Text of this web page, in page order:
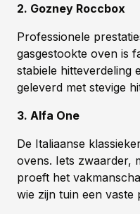
2. Gozney Roccbox
Professionele
gasgestookte oven is
stabiele hitteverdeling
geleverd met stevige
3. Alfa One
De Italiaanse
ovens. Iets zwaarder,
proeft het
wie zijn tuin een vaste